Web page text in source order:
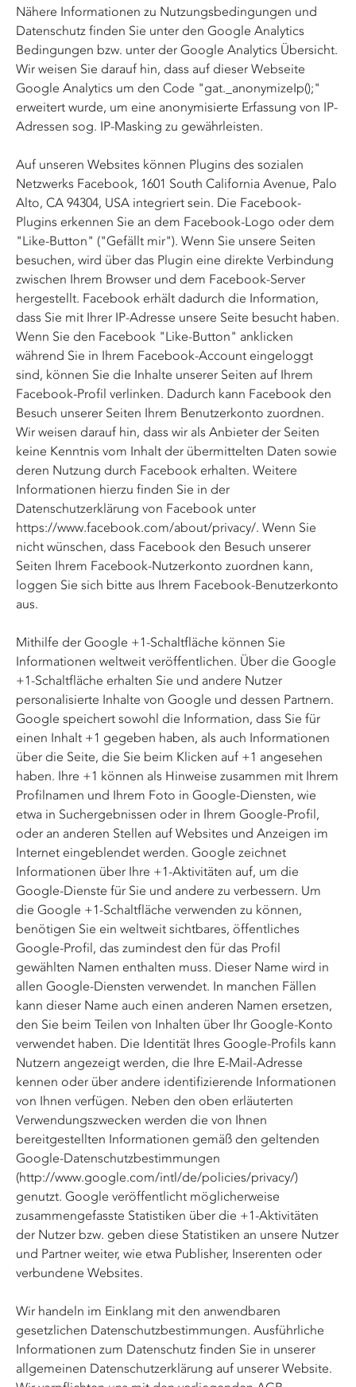
Nähere Informationen zu Nutzungsbedingungen und
Datenschutz finden Sie unter den Google Analytics
Bedingungen bzw. unter der Google Analytics Übersicht.
Wir weisen Sie darauf hin, dass auf dieser Webseite
Google Analytics um den Code "gat._anonymizeIp();"
erweitert wurde, um eine anonymisierte Erfassung von IP-
Adressen sog. IP-Masking zu gewährleisten.
Auf unseren Websites können Plugins des sozialen
Netzwerks Facebook, 1601 South California Avenue, Palo
Alto, CA 94304, USA integriert sein. Die Facebook-
Plugins erkennen Sie an dem Facebook-Logo oder dem
"Like-Button" ("Gefällt mir"). Wenn Sie unsere Seiten
besuchen, wird über das Plugin eine direkte Verbindung
zwischen Ihrem Browser und dem Facebook-Server
hergestellt. Facebook erhält dadurch die Information,
dass Sie mit Ihrer IP-Adresse unsere Seite besucht haben.
Wenn Sie den Facebook "Like-Button" anklicken
während Sie in Ihrem Facebook-Account eingeloggt
sind, können Sie die Inhalte unserer Seiten auf Ihrem
Facebook-Profil verlinken. Dadurch kann Facebook den
Besuch unserer Seiten Ihrem Benutzerkonto zuordnen.
Wir weisen darauf hin, dass wir als Anbieter der Seiten
keine Kenntnis vom Inhalt der übermittelten Daten sowie
deren Nutzung durch Facebook erhalten. Weitere
Informationen hierzu finden Sie in der
Datenschutzerklärung von Facebook unter
https://www.facebook.com/about/privacy/. Wenn Sie
nicht wünschen, dass Facebook den Besuch unserer
Seiten Ihrem Facebook-Nutzerkonto zuordnen kann,
loggen Sie sich bitte aus Ihrem Facebook-Benutzerkonto
aus.
Mithilfe der Google +1-Schaltfläche können Sie
Informationen weltweit veröffentlichen. Über die Google
+1-Schaltfläche erhalten Sie und andere Nutzer
personalisierte Inhalte von Google und dessen Partnern.
Google speichert sowohl die Information, dass Sie für
einen Inhalt +1 gegeben haben, als auch Informationen
über die Seite, die Sie beim Klicken auf +1 angesehen
haben. Ihre +1 können als Hinweise zusammen mit Ihrem
Profilnamen und Ihrem Foto in Google-Diensten, wie
etwa in Suchergebnissen oder in Ihrem Google-Profil,
oder an anderen Stellen auf Websites und Anzeigen im
Internet eingeblendet werden. Google zeichnet
Informationen über Ihre +1-Aktivitäten auf, um die
Google-Dienste für Sie und andere zu verbessern. Um
die Google +1-Schaltfläche verwenden zu können,
benötigen Sie ein weltweit sichtbares, öffentliches
Google-Profil, das zumindest den für das Profil
gewählten Namen enthalten muss. Dieser Name wird in
allen Google-Diensten verwendet. In manchen Fällen
kann dieser Name auch einen anderen Namen ersetzen,
den Sie beim Teilen von Inhalten über Ihr Google-Konto
verwendet haben. Die Identität Ihres Google-Profils kann
Nutzern angezeigt werden, die Ihre E-Mail-Adresse
kennen oder über andere identifizierende Informationen
von Ihnen verfügen. Neben den oben erläuterten
Verwendungszwecken werden die von Ihnen
bereitgestellten Informationen gemäß den geltenden
Google-Datenschutzbestimmungen
(http://www.google.com/intl/de/policies/privacy/)
genutzt. Google veröffentlicht möglicherweise
zusammengefasste Statistiken über die +1-Aktivitäten
der Nutzer bzw. geben diese Statistiken an unsere Nutzer
und Partner weiter, wie etwa Publisher, Inserenten oder
verbundene Websites.
Wir handeln im Einklang mit den anwendbaren
gesetzlichen Datenschutzbestimmungen. Ausführliche
Informationen zum Datenschutz finden Sie in unserer
allgemeinen Datenschutzerklärung auf unserer Website.